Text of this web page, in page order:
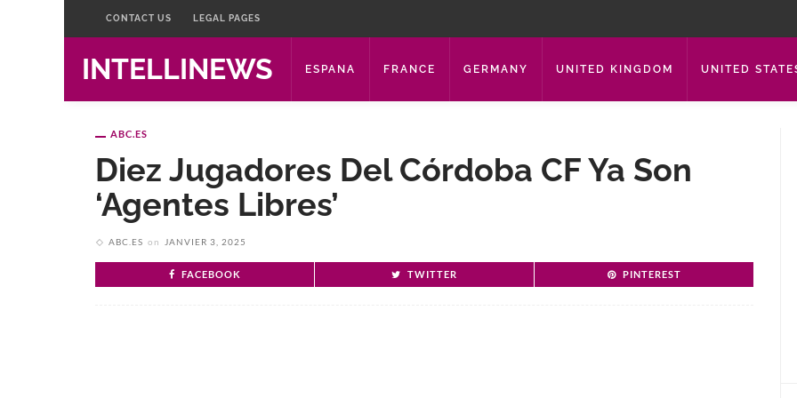
CONTACT US LEGAL PAGES
INTELLINEWS ESPANA FRANCE GERMANY UNITED KINGDOM UNITED
ABC.ES
Diez Jugadores Del Córdoba CF Ya Son
‘agentes Libres’
ABC.ES on JANVIER 3, 2025
FACEBOOK TWITTER PINTEREST